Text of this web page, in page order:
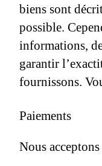
biens sont
possible.
informations,
garantir
fournissons.
Paiements
Nous